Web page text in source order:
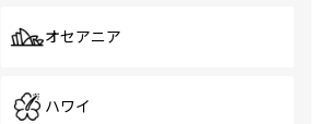
オセアニア
ハワイ